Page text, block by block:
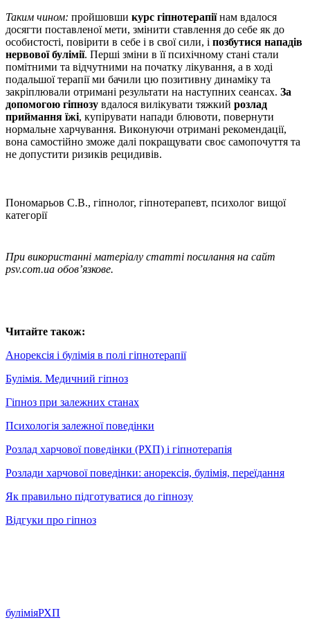
Таким чином: пройшовши курс гіпнотерапіїнам вдалося
досягти поставленої мети, змінити ставлення до себе як до
особистості, повірити в себе і в свої сили, і позбутися нападів
нервової булімії. Перші зміни в її психічному стані стали
помітними та відчутними на початку лікування, а в ході
подальшої терапії ми бачили цю позитивну динаміку та
закріплювали отримані результати на наступних сеансах. За
допомогою гіпнозу вдалося вилікувати тяжкий розлад
приймання їжі, купірувати напади блювоти, повернути
нормальне харчування. Виконуючи отримані рекомендації,
вона самостійно зможе далі покращувати своє самопочуття та
не допустити ризиків рецидивів.
Пономарьов С.В., гіпнолог, гіпнотерапевт, психолог вищої
категорії
При використанні матеріалу статті посилання на сайт
psv.com.ua обов’язкове.
Читайте також:
Анорексія і булімія в полі гіпнотерапії
Булімія. Медичний гіпноз
Гіпноз при залежних станах
Психологія залежної поведінки
Розлад харчової поведінки (РХП) і гіпнотерапія
Розлади харчової поведінки: анорексія, булімія, переїдання
Як правильно підготуватися до гіпнозу
Відгуки про гіпноз
буліміяРХП